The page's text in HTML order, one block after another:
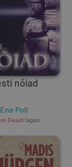
nõiad
Ene Poll
3 kuud tagasi